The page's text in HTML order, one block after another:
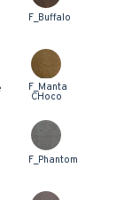
F_Buffalo
F_Manta
CHoco
F_Phantom